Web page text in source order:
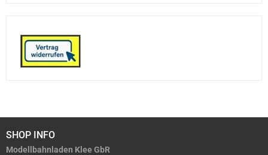
SHOP INFO
Modellbahnladen Klee GbR